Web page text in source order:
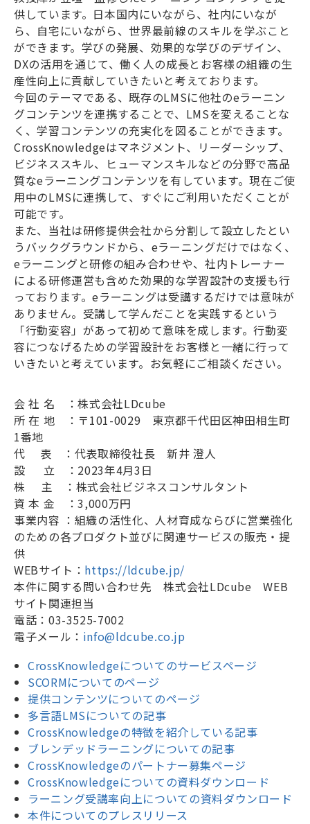
供しています。日本国内にいながら、社内にいなが
ら、自宅にいながら、世界最前線のスキルを学ぶこと
ができます。学びの発展、効果的な学びのデザイン、
DXの活用を通じて、働く人の成長とお客様の組織の生
産性向上に貢献していきたいと考えております。
今回のテーマである、既存のLMSに他社のeラーニン
グコンテンツを連携することで、 LMSを変えることな
く、学習コンテンツの充実化を図ることができます。
CrossKnowledgeはマネジメント、リーダーシップ、
ビジネススキル、ヒューマンスキルなどの分野で高品
質なeラーニングコンテンツを有しています。現在ご使
用中のLMSに連携して、すぐにご利用いただくことが
可能です。
また、当社は研修提供会社から分割して設立したとい
うバックグラウンドから、 eラーニングだけではなく、
eラーニングと研修の組み合わせや、社内トレーナー
による研修運営も含めた効果的な学習設計の支援も行
っております。eラーニングは受講するだけでは意味が
ありません。受講して学んだことを実践するという
「行動変容」があって初めて意味を成します。行動変
容につなげるための学習設計をお客様と一緒に行って
いきたいと考えています。お気軽にご相談ください。
会 社 名 ：株式会社LDcube
所 在 地 ：〒101-0029 東京都千代田区神田相生町
1番地
代 表 ：代表取締役社長 新井 澄人
設
立 ： 2023年4月3日
株
主 ：株式会社ビジネスコンサルタント
資 本 金 ：3,000万円
事業内容 ：組織の活性化、人材育成ならびに営業強化
のための各プロダクト並びに関連サービスの販売・提
供
WEBサイト： https://ldcube.jp/
本件に関する問い合わせ先 株式会社LDcube
WEB
サイト関連担当
電話： 03-3525-7002
電子メール： info@ldcube.co.jp
CrossKnowledgeについてのサービスページ
SCORMについてのページ
提供コンテンツについてのページ
多言語LMSについての記事
CrossKnowledgeの特徴を紹介している記事
ブレンデッドラーニングについての記事
CrossKnowledgeのパートナー募集ページ
CrossKnowledgeについての資料ダウンロード
ラーニング受講率向上についての資料ダウンロード
本件についてのプレスリリース